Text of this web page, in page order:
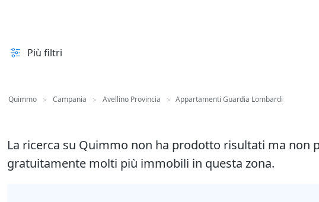
Più filtri
Quimmo > Campania > Avellino Provincia > Appartamenti Guardia Lombardi
La ricerca su Quimmo non ha prodotto risultati ma non
gratuitamente molti più immobili in questa zona.